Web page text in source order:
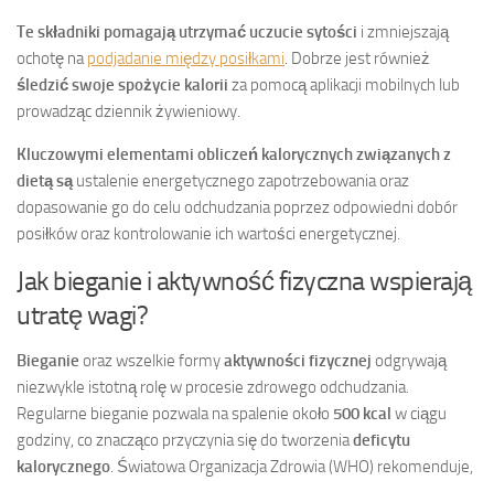
Te składniki pomagają utrzymać uczucie sytości i zmniejszają
ochotę na podjadanie między posiłkami . Dobrze jest również
śledzić swoje spożycie kalorii za pomocą aplikacji mobilnych lub
prowadząc dziennik żywieniowy.
Kluczowymi elementami obliczeń kalorycznych związanych z
dietą są ustalenie energetycznego zapotrzebowania oraz
dopasowanie go do celu odchudzania poprzez odpowiedni dobór
posiłków oraz kontrolowanie ich wartości energetycznej.
Jak bieganie i aktywność fizyczna wspierają
utratę wagi?
Bieganie oraz wszelkie formyaktywności fizycznej odgrywają
niezwykle istotną rolę w procesie zdrowego odchudzania.
Regularne bieganie pozwala na spalenie około 500 kcal w ciągu
godziny, co znacząco przyczynia się do tworzeniadeficytu
kalorycznego . Światowa Organizacja Zdrowia (WHO) rekomenduje,